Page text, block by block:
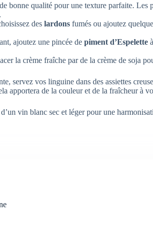
de bonne qualité pour une texture parfaite. Les
des lardons fumés ou ajoutez
ajoutez une pincée de piment d’Espelette
la crème fraîche par de la crème de soja
servez vos linguine dans des assiettes
apportera de la couleur et de la fraîcheur à
vin blanc sec et léger pour une